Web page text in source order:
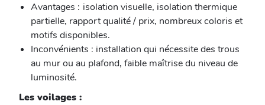
Avantages : isolation visuelle, isolation thermique
partielle, rapport qualité / prix, nombreux coloris et
motifs disponibles.
Inconvénients : installation qui nécessite des trous
au mur ou au plafond, faible maîtrise du niveau de
luminosité.
Les voilages :